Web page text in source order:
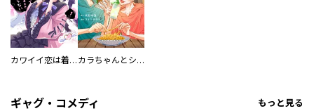
カワイイ恋は着飾らない カラちゃんとシトーさんと、 【分冊版】
ギャグ・コメディ もっと見る